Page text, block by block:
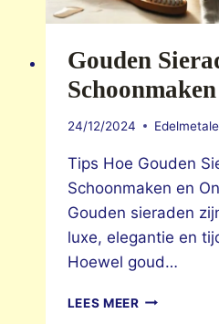
Gouden
Schoonmaken
24/12/2024
Tips Hoe Gouden
Schoonmaken en
Gouden sieraden
luxe, elegantie en
Hoewel goud…
LEES MEERGOUDEN